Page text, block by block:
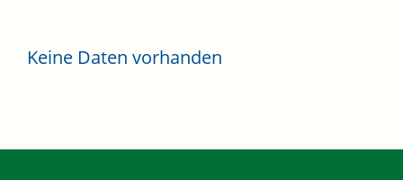
Keine Daten vorhanden